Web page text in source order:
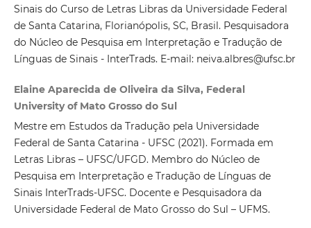
Sinais do Curso de Letras Libras da Universidade Federal
de Santa Catarina, Florianópolis, SC, Brasil. Pesquisadora
do Núcleo de Pesquisa em Interpretação e Tradução de
Línguas de Sinais - InterTrads. E-mail: neiva.albres@ufsc.br
Elaine Aparecida de Oliveira da Silva, Federal
University of Mato Grosso do Sul
Mestre em Estudos da Tradução pela Universidade
Federal de Santa Catarina - UFSC (2021). Formada em
Letras Libras – UFSC/UFGD. Membro do Núcleo de
Pesquisa em Interpretação e Tradução de Línguas de
Sinais InterTrads-UFSC. Docente e Pesquisadora da
Universidade Federal de Mato Grosso do Sul – UFMS.